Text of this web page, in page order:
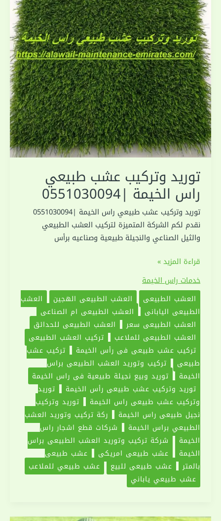
توريد وتركيب عشب طبيعي
راس الخيمة |0551030094
توريد وتركيب عشب طبيعي راس الخيمة |0551030094
نقدم لكم الشركة المتميزة لتركيب العشب الطبيعي
والثيل الصناعي والنجيلة طبيعية وصناعيه برأس
توريد
وتركيب
عشب
طبيعي
راس
الخيمة
قراءة المزيد »
خدمات راس الخيمة
العشب الطبيعي العشب الطبيعي الهجين
العشب
الطبيعي الياباني
العشب الطبيعي ام الصناعي
العشب الطبيعي سعر
العشب الطبيعي للحدائق
العشب الطبيعي للملاعب
تركيب العشب الطبيعي
تركيب عشب طبيعى فى رأس الخيمة
تركيب عشب
طبيعي
تركيب وتوريد العشب الطبيعي براس
الخيمة
توريد وبيع نجيلة طبيعية في راس الخيمة
توريد وتركيب عشب طبيعي رأس الخيمة
توريد
وتركيب عشب طبيعي راس الخيمة
توريد وتركيب
نجيل طبيعي راس الخيمة
ركة تركيب وتوريد العشب
الطبيعي براس الخيمة
شركات قطع اشجار راس
الخيمة
شركة تركيب وتوريد العشب الطبيعي براس
الخيمة
عشب طبيعي امريكي
عشب طبيعي
بالمتر
عشب طبيعي للبيع
عشب طبيعي للملاعب
عشب طبيعي ياباني